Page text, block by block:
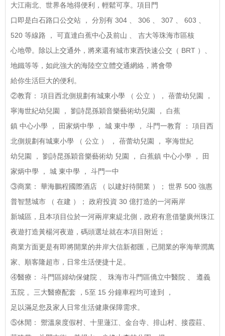
大江南北、世界各地得便利，輕鬆可享。項目門
口即是白石路口公交站 ， 分別有 304 、 306 、 307 、 603 、
520 等線路 ， 可直達白蕉中心及前山 、 吉大等珠海市區核
心地帶。除以上交通外，將來還有城市東西快速公交（ BRT ）、
地鐵等等，如此強大的海陸空立體交通網絡，將會帶
給你生活巨大的便利。
②教育： 項目西北側規劃有城東小學 （ 公立 ）， 蓓蕾幼兒園 ，
寧海世紀幼兒園 ， 劉詩昆孫穎音樂藝術幼兒園 ， 白蕉
鎮 中心小學 ， 田家炳中學 ， 城 東中學 ， 斗門一教育 ： 項目西
北側規劃有城東小學 （ 公立 ） ， 蓓蕾幼兒園 ， 寧海世紀
幼兒園 ， 劉詩昆孫穎音樂藝術幼 兒園 ， 白蕉鎮 中心小學 ， 田
家炳中學 ， 城 東中學 ， 斗門一中
③商業： 華海鵬程國際酒店 （ 以建好待開業 ）； 世界 500 強惠
普智慧城市 （ 在建 ）； 政府投資 30 億打造的一河兩岸
新城區，且本項目位於一河兩岸東緹北側，政府有意借鑒廣州珠江
夜遊打造黃楊河夜遊，碼頭選址就在本項目附近；
商業方面更是有即將開業的井岸大信新都匯，已開業的寧海華潤萬
家、順客隆超市，日常生活便捷十足。
④醫療： 斗門區婦幼保健院 、 珠海市斗門區僑立中醫院 、 遵義
五院 。三大醫療配套 ，5至 15 分鐘車程均可達到 ，
足以滿足您及家人日常生活健康保障需求。
⑤休閒： 禦溫泉度假村、十里蓮江、金台寺、排山村、接霞莊、